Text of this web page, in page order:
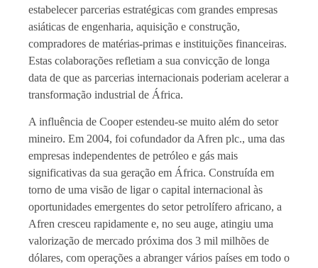
estabelecer parcerias estratégicas com grandes empresas
asiáticas de engenharia, aquisição e construção,
compradores de matérias-primas e instituições financeiras.
Estas colaborações refletiam a sua convicção de longa
data de que as parcerias internacionais poderiam acelerar a
transformação industrial de África.
A influência de Cooper estendeu-se muito além do setor
mineiro. Em 2004, foi cofundador da Afren plc., uma das
empresas independentes de petróleo e gás mais
significativas da sua geração em África. Construída em
torno de uma visão de ligar o capital internacional às
oportunidades emergentes do setor petrolífero africano, a
Afren cresceu rapidamente e, no seu auge, atingiu uma
valorização de mercado próxima dos 3 mil milhões de
dólares, com operações a abranger vários países em todo o